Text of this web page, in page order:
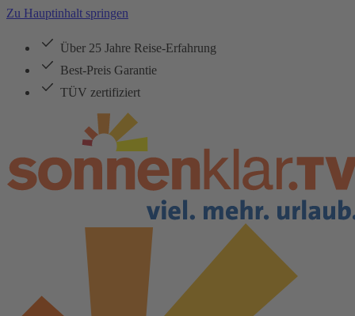
Zu Hauptinhalt springen
Über 25 Jahre Reise-Erfahrung
Best-Preis Garantie
TÜV zertifiziert